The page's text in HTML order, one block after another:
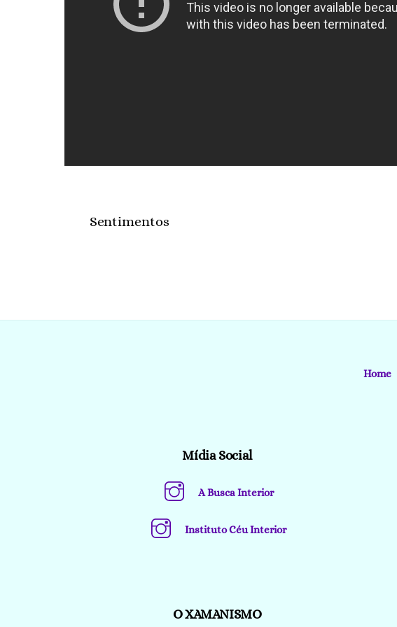
Sentimentos
Home
Mídia Social
A Busca Interior
Instituto Céu Interior
O XAMANISMO